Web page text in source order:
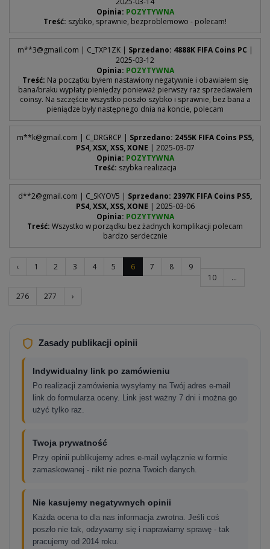
Opinia: POZYTYWNA
Treść: szybko, sprawnie, bezproblemowo - polecam!
m**3@gmail.com | C_TXP1ZK | Sprzedano: 4888K FIFA Coins PC |
2025-03-12
Opinia: POZYTYWNA
Treść: Na początku byłem nastawiony negatywnie i obawiałem się
bana/braku wypłaty pieniędzy ponieważ pierwszy raz sprzedawałem
coinsy. Na szczęście wszystko poszło szybko i sprawnie, bez bana a
pieniądze były następnego dnia na koncie, polecam
m**k@gmail.com | C_DRGRCP | Sprzedano: 2455K FIFA Coins PS5,
PS4, XSX, XSS, XONE | 2025-03-07
Opinia: POZYTYWNA
Treść: szybka realizacja
d**2@gmail.com | C_SKYOV5 | Sprzedano: 2397K FIFA Coins PS5,
PS4, XSX, XSS, XONE | 2025-03-06
Opinia: POZYTYWNA
Treść: Wszystko w porządku bez żadnych komplikacji polecam
bardzo serdecznie
‹ 1 2 3 4 5 6 7 8
9
10
...
276
277 ›
Zasady publikacji opinii
Indywidualny link po zamówieniu
Po realizacji zamówienia wysyłamy na Twój adres e-mail
link do formularza oceny. Link jest ważny 7 dni i można go
użyć tylko raz.
Twoja prywatność
Przy opinii publikujemy adres e-mail wyłącznie w formie
zamaskowanej - nikt nie pozna Twoich danych.
Nie kasujemy negatywnych opinii
Każda ocena to dla nas informacja zwrotna. Jeśli coś
poszło nie tak, odzywamy się i naprawiamy sprawę - tak
pracujemy od 2014 roku.